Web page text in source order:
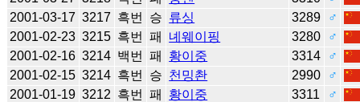
2001-03-17 3217 흑번 승 류싱 3289
♂
2001-02-23 3215 흑번 패 녜웨이핑 3280
♂
2001-02-16 3214 백번 패 황이중 3314
♂
2001-02-15 3214 흑번 승 천밍촨 2990
♂
2001-01-19 3212 흑번 패 황이중 3311
♂